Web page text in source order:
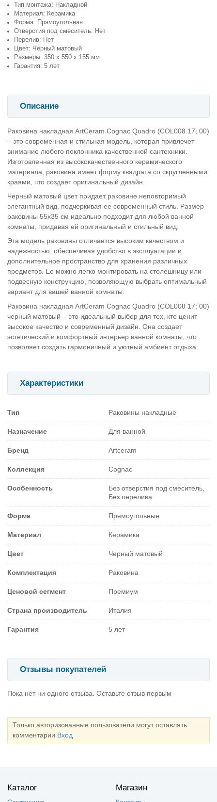
Тип монтажа: Накладной
Материал: Керамика
Форма: Прямоугольная
Отверстия под смеситель: Нет
Перелив: Нет
Цвет: Черный матовый
Размеры: 350 х 550 х 155 мм
Гарантия: 5 лет
Описание
Раковина накладная ArtCeram Cognac Quadro (COL008 17; 00)
– это современная и стильная модель, которая привлечет
внимание любого поклонника качественной сантехники.
Изготовленная из высококачественного керамического
материала, раковина имеет форму квадрата со скругленными
краями, что создает оригинальный дизайн.
Черный матовый цвет придает раковине неповторимый
элегантный вид, подчеркивая ее современный стиль. Размер
раковины 55х35 см идеально подходит для любой ванной
комнаты, придавая ей оригинальный и стильный вид.
Эта модель раковины отличается высоким качеством и
надежностью, обеспечивая удобство в эксплуатации и
дополнительное пространство для хранения различных
предметов. Ее можно легко монтировать на столешницу или
подвесную конструкцию, позволяющую выбрать оптимальный
вариант для вашей ванной комнаты.
Раковина накладная ArtCeram Cognac Quadro (COL008 17; 00)
черный матовый – это идеальный выбор для тех, кто ценит
высокое качество и современный дизайн. Она создает
эстетический и комфортный интерьер ванной комнаты, что
позволяет создать гармоничный и уютный амбиент отдыха.
Характеристики
Тип Раковины накладные
Назначение Для ванной
Бренд Artceram
Коллекция Cognac
Особенность
Без отверстия под смеситель,
Без перелива
Форма Прямоугольные
Материал Керамика
Цвет Черный матовый
Комплектация Раковина
Ценовой сегмент Премиум
Страна производитель Италия
Гарантия 5 лет
Отзывы покупателей
Пока нет ни одного отзыва. Оставьте отзыв первым
Только авторизованные пользователи могут оставлять
комментарии Вход
Каталог Магазин